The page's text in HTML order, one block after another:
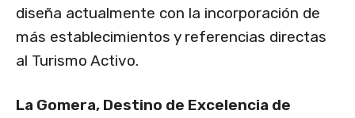
diseña actualmente con la incorporación de
más establecimientos y referencias directas
al Turismo Activo.
La Gomera, Destino de Excelencia de